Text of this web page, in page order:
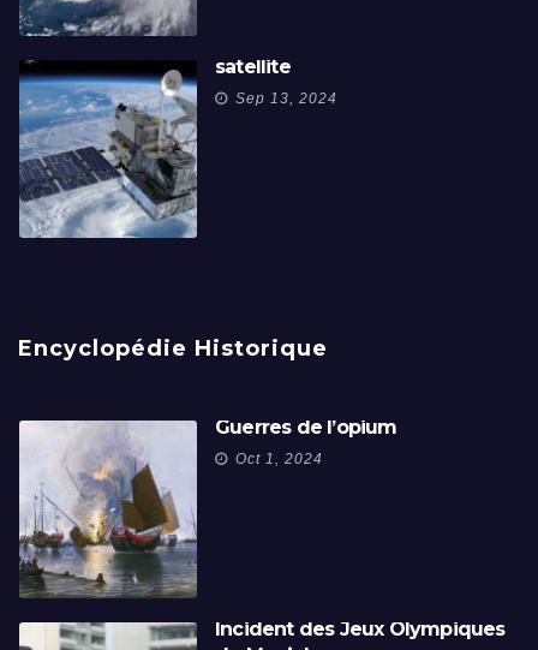
satellite
Sep 13, 2024
Encyclopédie Historique
Guerres de l’opium
Oct 1, 2024
Incident des Jeux Olympiques